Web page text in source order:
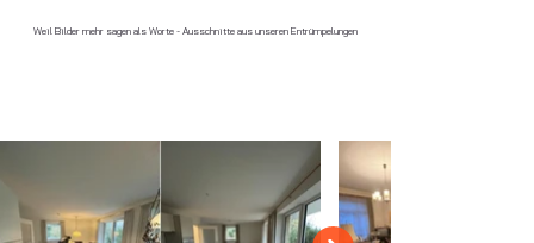
Weil Bilder mehr sagen als Worte - Ausschnitte aus unseren Entrümpelungen